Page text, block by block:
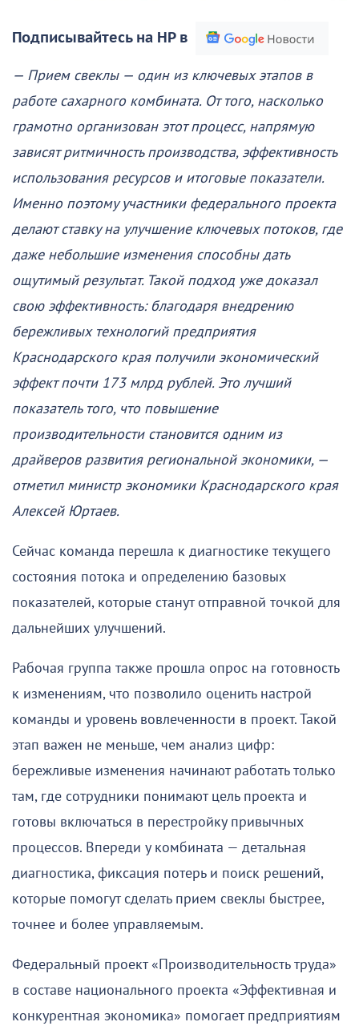
Подписывайтесь на НР в
— Прием свеклы — один из ключевых этапов в
работе сахарного комбината. От того, насколько
грамотно организован этот процесс, напрямую
зависят ритмичность производства, эффективность
использования ресурсов и итоговые показатели.
Именно поэтому участники федерального проекта
делают ставку на улучшение ключевых потоков, где
даже небольшие изменения способны дать
ощутимый результат. Такой подход уже доказал
свою эффективность: благодаря внедрению
бережливых технологий предприятия
Краснодарского края получили экономический
эффект почти 173 млрд рублей. Это лучший
показатель того, что повышение
производительности становится одним из
драйверов развития региональной экономики, —
отметил министр экономики Краснодарского края
Алексей Юртаев.
Сейчас команда перешла к диагностике текущего
состояния потока и определению базовых
показателей, которые станут отправной точкой для
дальнейших улучшений.
Рабочая группа также прошла опрос на готовность
к изменениям, что позволило оценить настрой
команды и уровень вовлеченности в проект. Такой
этап важен не меньше, чем анализ цифр:
бережливые изменения начинают работать только
там, где сотрудники понимают цель проекта и
готовы включаться в перестройку привычных
процессов. Впереди у комбината — детальная
диагностика, фиксация потерь и поиск решений,
которые помогут сделать прием свеклы быстрее,
точнее и более управляемым.
Федеральный проект «Производительность труда»
в составе национального проекта «Эффективная и
конкурентная экономика» помогает предприятиям